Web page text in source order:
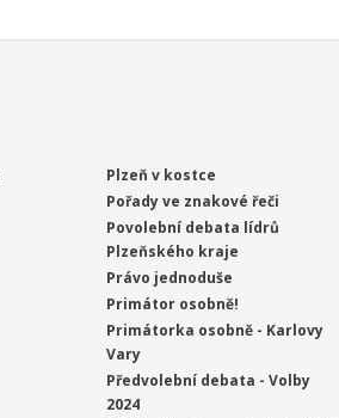
Plzeň v kostce
Pořady ve znakové řeči
Povolební debata lídrů
Plzeňského kraje
Právo jednoduše
Primátor osobně!
Primátorka osobně - Karlovy
Vary
Předvolební debata - Volby
2024